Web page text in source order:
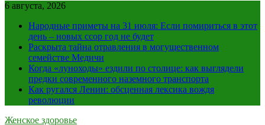
6 августа, 2026
Народные приметы на 31 июля: Если помириться в этот
день – новых ссор год не будет
Раскрыта тайна отравления в могущественном
семействе Медичи
Когда «луноходы» ездили по столице: как выглядели
предки современного наземного транспорта
Как ругался Ленин: обсценная лексика вождя
революции
Женское здоровье